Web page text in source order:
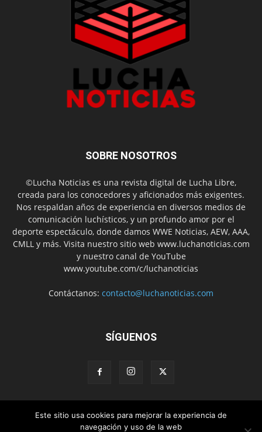
SOBRE NOSOTROS
©Lucha Noticias es una revista digital de Lucha Libre,
creada para los conocedores y aficionados más exigentes.
Nos respaldan años de experiencia en diversos medios de
comunicación luchísticos, y un profundo amor por el
deporte espectáculo, donde damos WWE Noticias, AEW, AAA,
CMLL y más. Visita nuestro sitio web www.luchanoticias.com
y nuestro canal de YouTube
www.youtube.com/c/luchanoticias
Contáctanos: contacto@luchanoticias.com
SÍGUENOS
WWE Noticias WWE AEW
Lucha Libre Mexicana
Colabora con nosotros
Este sitio usa cookies para mejorar la experiencia de
navegación y uso de la web